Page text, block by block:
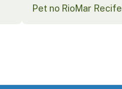
Pet no RioMar Recife